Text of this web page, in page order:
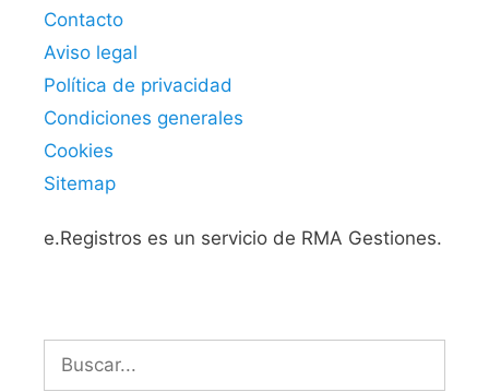
Contacto
Aviso legal
Política de privacidad
Condiciones generales
Cookies
Sitemap
e.Registros es un servicio de RMA Gestiones.
Buscar: